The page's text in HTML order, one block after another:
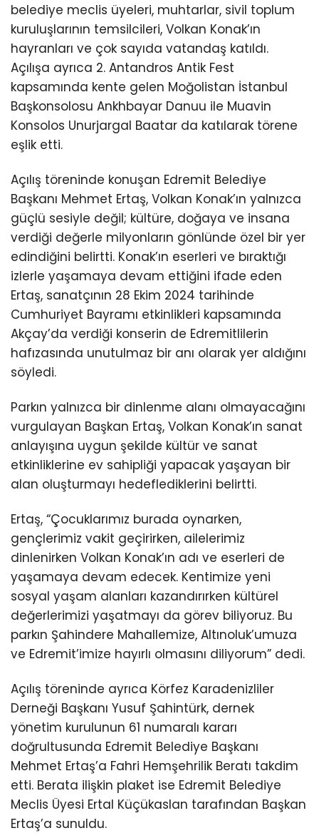
belediye meclis üyeleri, muhtarlar, sivil toplum
kuruluşlarının temsilcileri, Volkan Konak’ın
hayranları ve çok sayıda vatandaş katıldı.
Açılışa ayrıca 2. Antandros Antik Fest
kapsamında kente gelen Moğolistan İstanbul
Başkonsolosu Ankhbayar Danuu ile Muavin
Konsolos Unurjargal Baatar da katılarak törene
eşlik etti.
Açılış töreninde konuşan Edremit Belediye
Başkanı Mehmet Ertaş, Volkan Konak’ın yalnızca
güçlü sesiyle değil; kültüre, doğaya ve insana
verdiği değerle milyonların gönlünde özel bir yer
edindiğini belirtti. Konak’ın eserleri ve bıraktığı
izlerle yaşamaya devam ettiğini ifade eden
Ertaş, sanatçının 28 Ekim 2024 tarihinde
Cumhuriyet Bayramı etkinlikleri kapsamında
Akçay’da verdiği konserin de Edremitlilerin
hafızasında unutulmaz bir anı olarak yer aldığını
söyledi.
Parkın yalnızca bir dinlenme alanı olmayacağını
vurgulayan Başkan Ertaş, Volkan Konak’ın sanat
anlayışına uygun şekilde kültür ve sanat
etkinliklerine ev sahipliği yapacak yaşayan bir
alan oluşturmayı hedeflediklerini belirtti.
Ertaş, “Çocuklarımız burada oynarken,
gençlerimiz vakit geçirirken, ailelerimiz
dinlenirken Volkan Konak’ın adı ve eserleri de
yaşamaya devam edecek. Kentimize yeni
sosyal yaşam alanları kazandırırken kültürel
değerlerimizi yaşatmayı da görev biliyoruz. Bu
parkın Şahindere Mahallemize, Altınoluk’umuza
ve Edremit’imize hayırlı olmasını diliyorum” dedi.
Açılış töreninde ayrıca Körfez Karadenizliler
Derneği Başkanı Yusuf Şahintürk, dernek
yönetim kurulunun 61 numaralı kararı
doğrultusunda Edremit Belediye Başkanı
Mehmet Ertaş’a Fahri Hemşehrilik Beratı takdim
etti. Berata ilişkin plaket ise Edremit Belediye
Meclis Üyesi Ertal Küçükaslan tarafından Başkan
Ertaş’a sunuldu.